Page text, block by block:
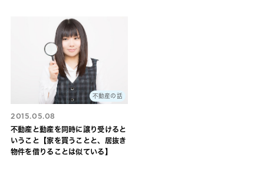
不動産の話
2015.05.08
不動産と動産を同時に譲り受けると
いうこと【家を買うことと、居抜き
物件を借りることは似ている】